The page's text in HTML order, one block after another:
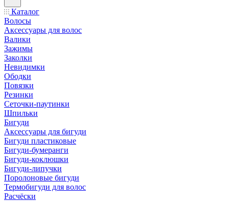
Каталог
Волосы
Аксессуары для волос
Валики
Зажимы
Заколки
Невидимки
Ободки
Повязки
Резинки
Сеточки-паутинки
Шпильки
Бигуди
Аксессуары для бигуди
Бигуди пластиковые
Бигуди-бумеранги
Бигуди-коклюшки
Бигуди-липучки
Поролоновые бигуди
Термобигуди для волос
Расчёски